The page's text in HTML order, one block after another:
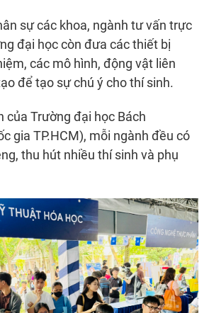
sự các khoa, ngành tư vấn trực
đại học còn đưa các thiết bị
các mô hình, động vật liên
để tạo sự chú ý cho thí sinh.
của Trường đại học Bách
gia TP.HCM), mỗi ngành đều có
thu hút nhiều thí sinh và phụ